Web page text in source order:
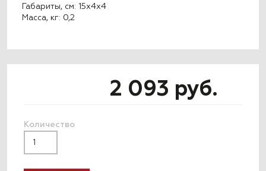
Габариты, см: 15x4x4
Масса, кг: 0,2
2 093 руб.
Количество